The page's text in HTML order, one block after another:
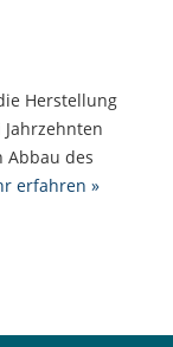
Herstellung
Abbau des
erfahren »